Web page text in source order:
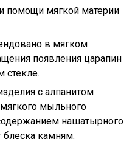
помощи мягкой материи
в мягком
появления царапин
стекле.
с алпанитом
мыльного
нашатырного
блеска камням.